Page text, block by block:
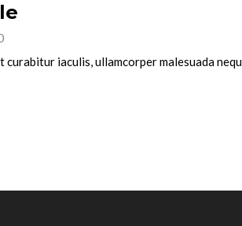
iaculis, ullamcorper malesuada